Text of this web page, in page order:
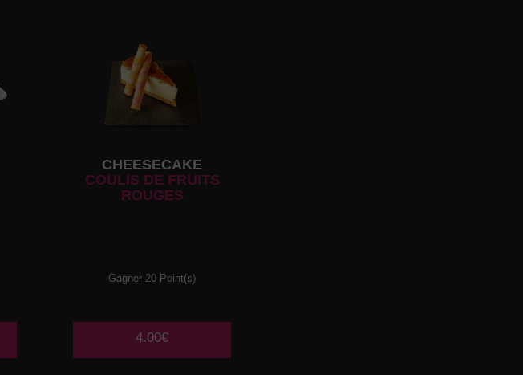
CHEESECAKE
COULIS DE FRUITS
ROUGES
Gagner 20 Point(s)
4.00€